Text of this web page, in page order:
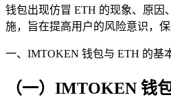
钱包出现仿冒 ETH 的现象、原因
施，旨在提高用户的风险意识，保
一、IMTOKEN 钱包与 ETH 的基
（一）IMTOKEN 钱